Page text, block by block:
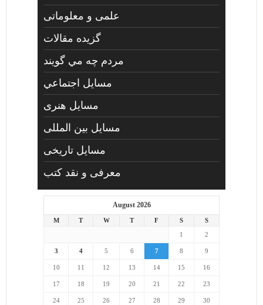
علمی و معلوماتی
گزیده مقالات
مردم چه مي گويند
مسايل اجتماعي
مسايل هنری
مسایل بین المللی
مسایل تاریخی
معرفی و نقد کتب
August 2026
M T W T F S
S
1
2
3 4 5 6 7 8 9
10 11 12 13 14 15 16
17 18 19 20 21 22 23
24 25 26 27 28 29 30